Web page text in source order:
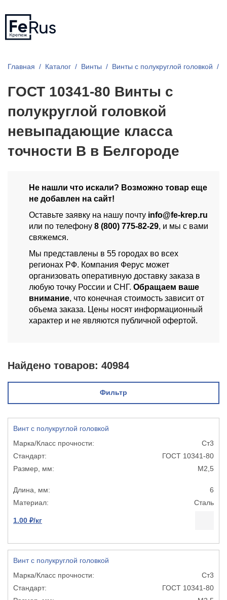
Главная Каталог Винты Винты с полукруглой головкой
ГОСТ 10341-80 Винты с
полукруглой головкой
невыпадающие класса
точности В в Белгороде
Не нашли что искали? Возможно товар еще
не добавлен на сайт!
Оставьте заявку на нашу почту info@fe-krep.ru
или по телефону 8 (800) 775-82-29, и мы с вами
свяжемся.
Мы представлены в 55 городах во всех
регионах РФ. Компания Ферус может
организовать оперативную доставку заказа в
любую точку России и СНГ. Обращаем ваше
внимание, что конечная стоимость зависит от
объема заказа. Цены носят информационный
характер и не являются публичной офертой.
Найдено товаров: 40984
Фильтр
Винт с полукруглой головкой
Ст3
ГОСТ 10341-80
М2,5
6
Сталь
1.00 ₽/кг
Винт с полукруглой головкой
Ст3
ГОСТ 10341-80